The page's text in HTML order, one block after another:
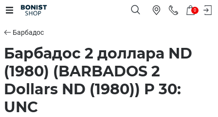
0
Барбадос
Барбадос 2 доллара ND
(1980) (BARBADOS 2
Dollars ND (1980)) P 30:
UNC